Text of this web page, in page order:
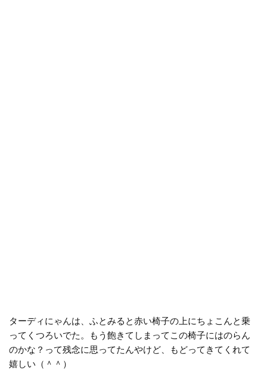
ターディにゃんは、ふとみると赤い椅子の上にちょこんと乗
ってくつろいでた。もう飽きてしまってこの椅子にはのらん
のかな？って残念に思ってたんやけど、もどってきてくれて
嬉しい（＾＾）